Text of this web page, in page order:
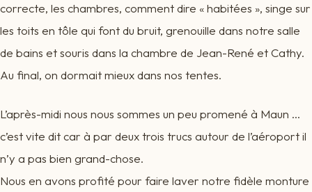
correcte, les chambres, comment dire « habitées », singe sur
les toits en tôle qui font du bruit, grenouille dans notre salle
de bains et souris dans la chambre de Jean-René et Cathy.
Au final, on dormait mieux dans nos tentes.
L’après-midi nous nous sommes un peu promené à Maun …
c’est vite dit car à par deux trois trucs autour de l’aéroport il
n’y a pas bien grand-chose.
Nous en avons profité pour faire laver notre fidèle monture